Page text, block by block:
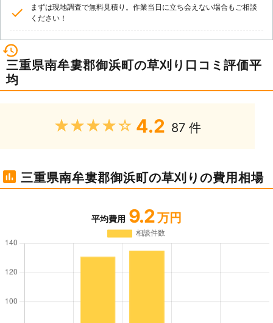
まずは現地調査で無料見積り。作業当日に立ち会えない場合もご相談
ください！
三重県南牟婁郡御浜町の草刈り口コミ評価平
均
★★★★★ 4.2 87 件
三重県南牟婁郡御浜町の草刈りの費用相場
平均費用 9.2 万円